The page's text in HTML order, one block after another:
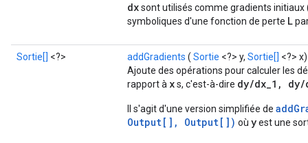
dxsont utilisés comme gradients
symboliques d'une fonction de perte L
Sortie[] <?> addGradients ( Sortie <?> y, Sortie[] <?> x)
Ajoute des opérations pour calculer les
rapport à xs, c'est-à-dire dy/dx_1,
Il s'agit d'une version simplifiée de
Output[], Output[]) où yest une